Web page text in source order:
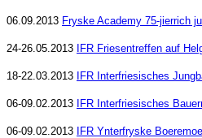
06.09.2013 Fryske Academy 75-jierrich
24-26.05.2013 IFR Friesentreffen auf
18-22.03.2013 IFR Interfriesisches
06-09.02.2013 IFR Interfriesisches
06-09.02.2013 IFR Ynterfryske